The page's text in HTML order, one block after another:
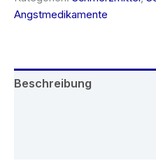
Angstmedikamente
Beschreibung